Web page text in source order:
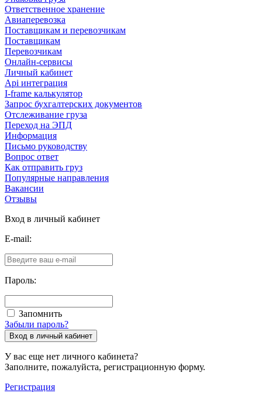
Ответственное хранение
Авиаперевозка
Поставщикам и перевозчикам
Поставщикам
Перевозчикам
Онлайн-сервисы
Личный кабинет
Api интеграция
I-frame калькулятор
Запрос бухгалтерских документов
Отслеживание груза
Переход на ЭПД
Информация
Письмо руководству
Вопрос ответ
Как отправить груз
Популярные направления
Вакансии
Отзывы
Вход в личный кабинет
E-mail:
Пароль:
Запомнить
Забыли пароль?
У вас еще нет личного кабинета?
Заполните, пожалуйста, регистрационную форму.
Регистрация